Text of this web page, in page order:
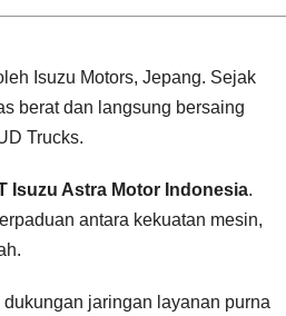
Isuzu Motors, Jepang. Sejak
berat dan langsung bersaing
Trucks.
Isuzu Astra Motor Indonesia.
antara kekuatan mesin,
jaringan layanan purna